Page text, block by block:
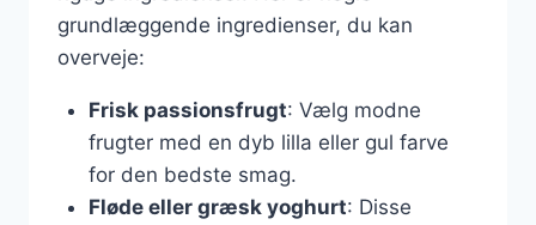
grundlæggende ingredienser, du kan
overveje:
Frisk passionsfrugt: Vælg modne
frugter med en dyb lilla eller gul farve
for den bedste smag.
Fløde eller græsk yoghurt: Disse